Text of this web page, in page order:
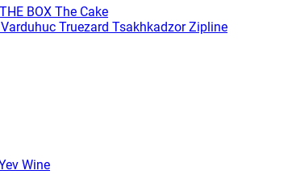
THE BOX The Cake
Truezard Tsakhkadzor Zipline
Wine